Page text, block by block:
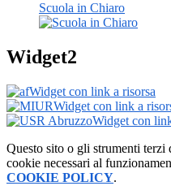
Scuola in Chiaro
Widget2
Widget con link a risorsa
Widget con link a
Widget con
Questo sito o gli strumenti
cookie necessari al
COOKIE POLICY.